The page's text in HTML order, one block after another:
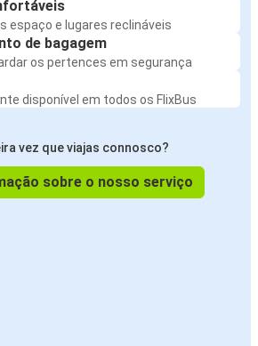
espaço e lugares reclináveis
de bagagem
os pertences em segurança
disponível em todos os FlixBus
vez que viajas connosco?
sobre o nosso serviço